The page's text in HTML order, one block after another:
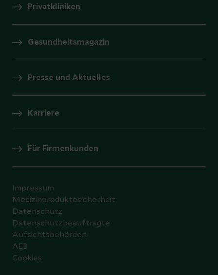
Privatkliniken
Gesundheitsmagazin
Presse und Aktuelles
Karriere
Für Firmenkunden
Impressum
Medizinproduktesicherheit
Datenschutz
Datenschutzbeauftragte
Aufsichtsbehörden
AEB
Cookies